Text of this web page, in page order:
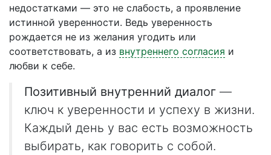
недостатками — это не слабость, а проявление
истинной уверенности. Ведь уверенность
рождается не из желания угодить или
соответствовать, а из внутреннего согласия и
любви к себе.
Позитивный внутренний диалог —
ключ к уверенности и успеху в жизни.
Каждый день у вас есть возможность
выбирать, как говорить с собой.